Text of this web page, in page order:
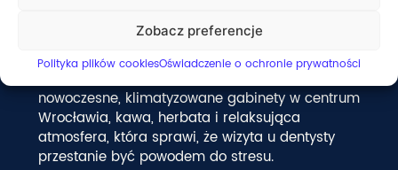
Zobacz preferencje
Polityka plików cookiesOświadczenie o ochronie prywatności
Komfort i spokój
nowoczesne, klimatyzowane gabinety w centrum
Wrocławia, kawa, herbata i relaksująca
atmosfera, która sprawi, że wizyta u dentysty
przestanie być powodem do stresu.